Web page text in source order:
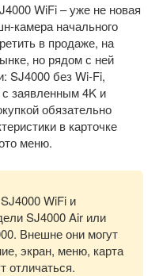
WiFi – уже не новая
камера начального
в продаже, на
но рядом с ней
SJ4000 без Wi-Fi,
заявленным 4K и
обязательно
в карточке
меню.
WiFi и
SJ4000 Air или
Внешне они могут
экран, меню, карта
отличаться.